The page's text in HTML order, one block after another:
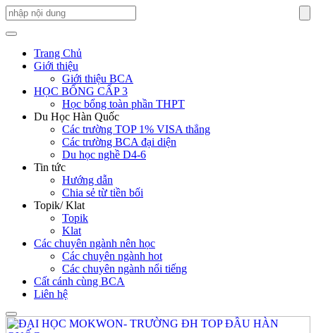
Trang Chủ
Giới thiệu
Giới thiệu BCA
HỌC BỔNG CẤP 3
Học bổng toàn phần THPT
Du Học Hàn Quốc
Các trường TOP 1% VISA thẳng
Các trường BCA đại diện
Du học nghề D4-6
Tin tức
Hướng dẫn
Chia sẻ từ tiền bối
Topik/ Klat
Topik
Klat
Các chuyên ngành nên học
Các chuyên ngành hot
Các chuyên ngành nổi tiếng
Cất cánh cùng BCA
Liên hệ